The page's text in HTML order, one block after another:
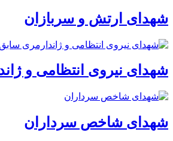
شهدای ارتش و سربازان
شهدای نیروی انتظامی و
شهدای شاخص سرداران